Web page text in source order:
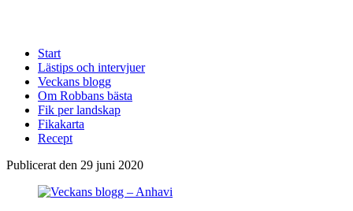
Start
Lästips och intervjuer
Veckans blogg
Om Robbans bästa
Fik per landskap
Fikakarta
Recept
Publicerat den 29 juni 2020